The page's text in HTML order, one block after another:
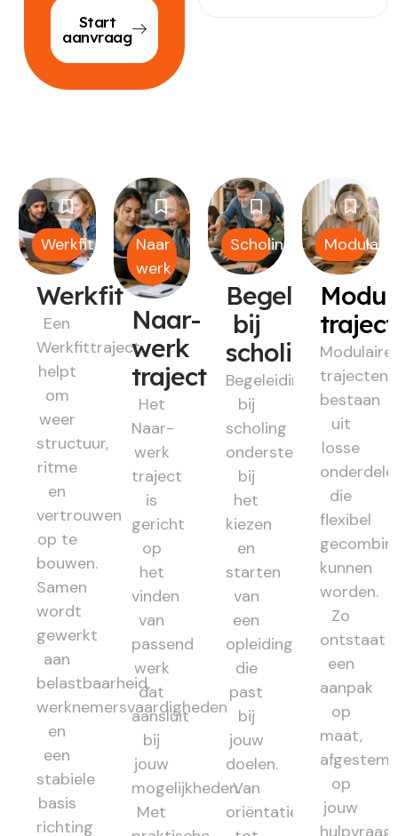
Start
aanvraag
Werkfit
Werkfit
Een
Werkfittraject
helpt
om
weer
structuur,
ritme
en
vertrouwen
op te
bouwen.
Samen
wordt
gewerkt
aan
belastbaarheid,
werknemersvaardigheden
en
een
stabiele
basis
richting
Naar
werk
Naar-
werk
traject
Het
Naar-
werk
traject
is
gericht
op
het
vinden
van
passend
werk
dat
aansluit
bij
jouw
mogelijkheden.
Met
Scholing
Begeleiding
bij
scholing
Begeleiding
bij
scholing
ondersteunt
bij
het
kiezen
en
starten
van
een
opleiding
die
past
bij
jouw
doelen.
Van
oriëntatie
Modulair
Modulaire
trajecten
bestaan
uit
losse
die
flexibel
kunnen
worden.
Zo
ontstaat
een
aanpak
op
maat,
op
jouw